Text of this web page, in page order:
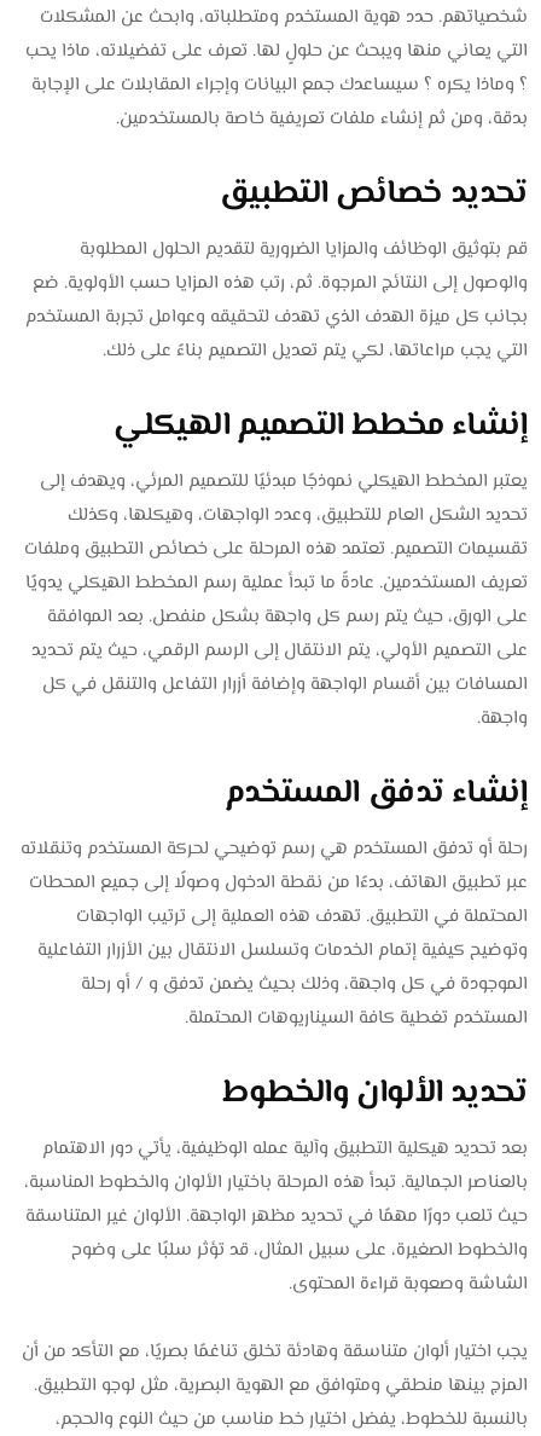
شخصياتهم. حدد هوية المستخدم ومتطلباته، وابحث عن المشكلات
التي يعاني منها ويبحث عن حلولٍ لها. تعرف على تفضيلاته، ماذا يحب
؟ وماذا يكره ؟ سيساعدك جمع البيانات وإجراء المقابلات على الإجابة
بدقة، ومن ثم إنشاء ملفات تعريفية خاصة بالمستخدمين.
تحديد خصائص التطبيق
قم بتوثيق الوظائف والمزايا الضرورية لتقديم الحلول المطلوبة
والوصول إلى النتائج المرجوة. ثم، رتب هذه المزايا حسب الأولوية. ضع
بجانب كل ميزة الهدف الذي تهدف لتحقيقه وعوامل تجربة المستخدم
التي يجب مراعاتها، لكي يتم تعديل التصميم بناءً على ذلك.
إنشاء مخطط التصميم الهيكلي
يعتبر المخطط الهيكلي نموذجًا مبدئيًا للتصميم المرئي، ويهدف إلى
تحديد الشكل العام للتطبيق، وعدد الواجهات، وهيكلها، وكذلك
تقسيمات التصميم. تعتمد هذه المرحلة على خصائص التطبيق وملفات
تعريف المستخدمين. عادةً ما تبدأ عملية رسم المخطط الهيكلي يدويًا
على الورق، حيث يتم رسم كل واجهة بشكل منفصل. بعد الموافقة
على التصميم الأولي، يتم الانتقال إلى الرسم الرقمي، حيث يتم تحديد
المسافات بين أقسام الواجهة وإضافة أزرار التفاعل والتنقل في كل
واجهة.
إنشاء تدفق المستخدم
رحلة أو تدفق المستخدم هي رسم توضيحي لحركة المستخدم وتنقلاته
عبر تطبيق الهاتف، بدءًا من نقطة الدخول وصولًا إلى جميع المحطات
المحتملة في التطبيق. تهدف هذه العملية إلى ترتيب الواجهات
وتوضيح كيفية إتمام الخدمات وتسلسل الانتقال بين الأزرار التفاعلية
الموجودة في كل واجهة، وذلك بحيث يضمن تدفق و / أو رحلة
المستخدم تغطية كافة السيناريوهات المحتملة.
تحديد الألوان والخطوط
بعد تحديد هيكلية التطبيق وآلية عمله الوظيفية، يأتي دور الاهتمام
بالعناصر الجمالية. تبدأ هذه المرحلة باختيار الألوان والخطوط المناسبة،
حيث تلعب دورًا مهمًا في تحديد مظهر الواجهة. الألوان غير المتناسقة
والخطوط الصغيرة، على سبيل المثال، قد تؤثر سلبًا على وضوح
الشاشة وصعوبة قراءة المحتوى.
يجب اختيار ألوان متناسقة وهادئة تخلق تناغمًا بصريًا، مع التأكد من أن
المزج بينها منطقي ومتوافق مع الهوية البصرية، مثل لوجو التطبيق.
بالنسبة للخطوط، يفضل اختيار خط مناسب من حيث النوع والحجم،